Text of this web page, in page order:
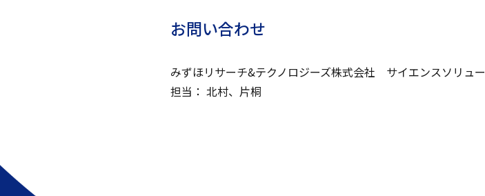
お問い合わせ
みずほリサーチ&テクノロジーズ株式会社 サイエンスソリュ
担当： 北村、片桐